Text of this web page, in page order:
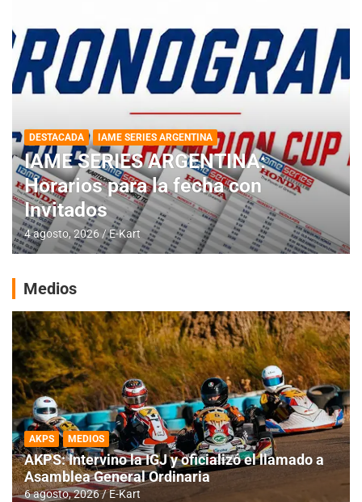
DESTACADA IAME SERIES ARGENTINA
IAME SERIES ARGENTINA:
Horarios para la fecha con
Invitados
4 agosto, 2026 E-Kart
Medios
AKPS MEDIOS
AKPS: Intervino la IGJ y oficializó el llamado a
Asamblea General Ordinaria
6 agosto, 2026 E-Kart